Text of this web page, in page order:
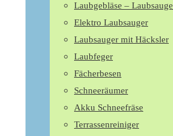
Laubgebläse –
Elektro Laubsauger
Laubsauger mit Häcksler
Laubfeger
Fächerbesen
Schneeräumer
Akku Schneefräse
Terrassenreiniger